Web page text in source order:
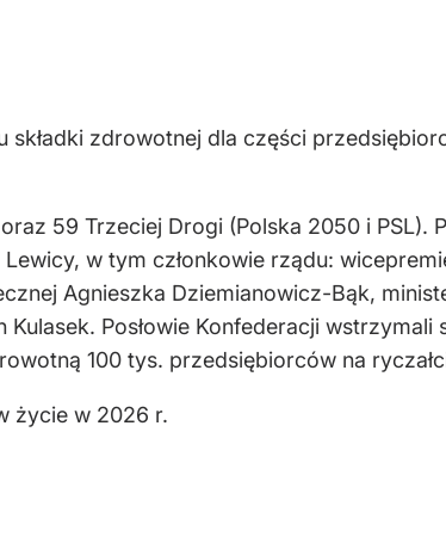
zdrowotnej dla części
59 Trzeciej Drogi (Polska 2050 i PSL).
w tym członkowie rządu:
Agnieszka Dziemianowicz-Bąk,
Posłowie Konfederacji wstrzymali
100 tys. przedsiębiorców na
życie w 2026 r.